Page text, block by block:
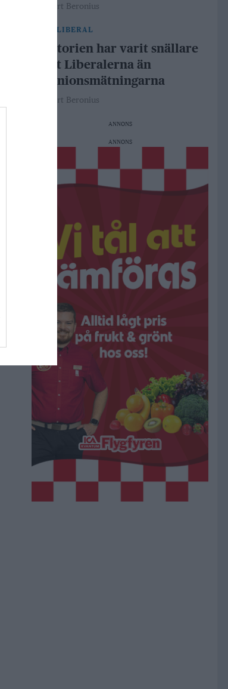
Robert Beronius
LIBERAL
Historien har varit snällare
mot Liberalerna än
opinionsmätningarna
Robert Beronius
ANNONS
ANNONS